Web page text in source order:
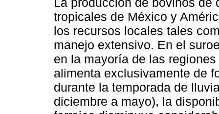
tropicales de México y
los recursos locales tales
manejo extensivo. En el
en la mayoría de las
alimenta exclusivamente de
durante la temporada de
diciembre a mayo), la